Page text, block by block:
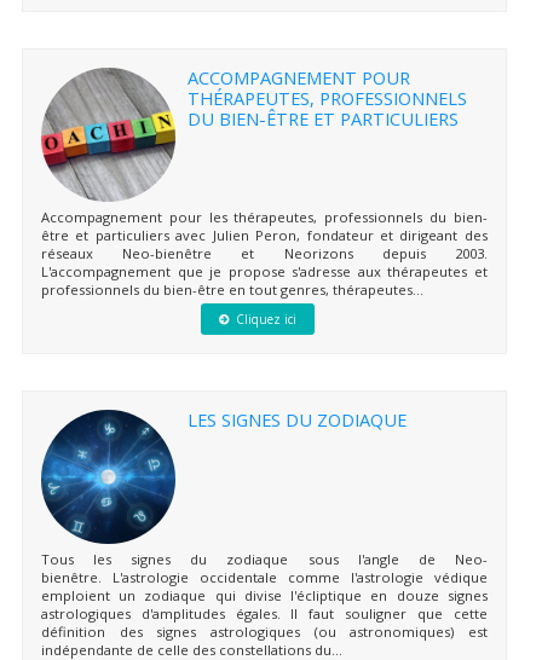
ACCOMPAGNEMENT POUR
THÉRAPEUTES, PROFESSIONNELS
DU BIEN-ÊTRE ET PARTICULIERS
Accompagnement pour les thérapeutes, professionnels du bien-
être et particuliers avec Julien Peron, fondateur et dirigeant des
réseaux Neo-bienêtre et Neorizons depuis 2003.
L'accompagnement que je propose s'adresse aux thérapeutes et
professionnels du bien-être en tout genres, thérapeutes...
Cliquez ici
LES SIGNES DU ZODIAQUE
Tous les signes du zodiaque sous l'angle de Neo-
bienêtre. L'astrologie occidentale comme l'astrologie védique
emploient un zodiaque qui divise l'écliptique en douze signes
astrologiques d'amplitudes égales. Il faut souligner que cette
définition des signes astrologiques (ou astronomiques) est
indépendante de celle des constellations du...